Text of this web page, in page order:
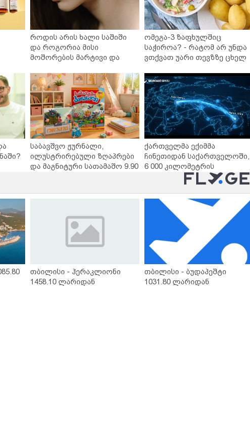
როდის არის ხალი საშიში
და როგორია მისი
მოშორების მარტივი და
ომეგა-3 ზაფხულშიც
საჭიროა? - რატომ არ უნდა
ვთქვათ უარი თევზზე ცხელ
საბავშვო ჟურნალი,
ილუსტრირებული ზღაპრები
და მაგნიტური სათამაშო 9.90
სერია დაიწყო
ქართველმა ექიმმა
ჩინეთიდან საქართველოში,
6 000 კილომეტრის
დაშორებით,
ტელერობოტული ოპერაცია
ჩაატარა - ისტორია
დაწერილია
თბილისი - ჰერაკლიონი
1458.10 ლარიდან
თბილისი - ბუდაპეშტი
1031.80 ლარიდან